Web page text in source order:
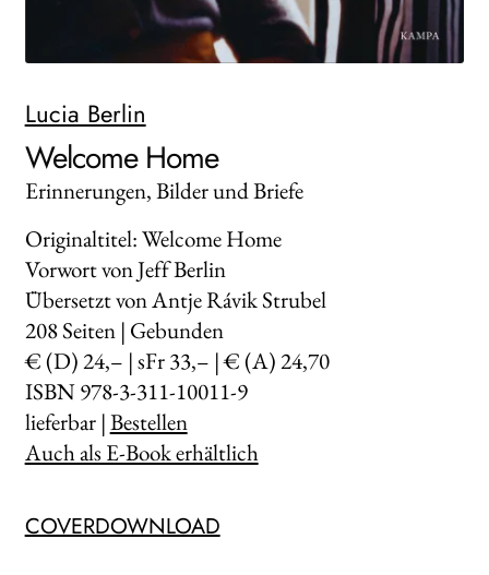
Lucia Berlin
Welcome Home
Erinnerungen, Bilder und Briefe
Originaltitel: Welcome Home
Vorwort von Jeff Berlin
Übersetzt von Antje Rávik Strubel
208Seiten | Gebunden
€ (D) 24,– | sFr 33,– | € (A) 24,70
ISBN 978-3-311-10011-9
lieferbar |Bestellen
Auch als E-Book erhältlich
COVERDOWNLOAD